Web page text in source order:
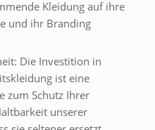
Kleidung auf ihre
und ihr Branding
Die Investition in
ist eine
zum Schutz Ihrer
unserer